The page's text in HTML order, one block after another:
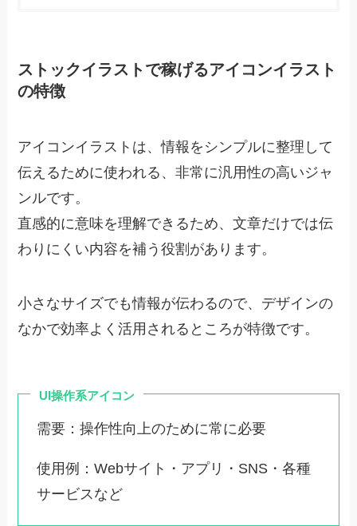
ストックイラストで稼げるアイコンイラスト
の特徴
アイコンイラストは、情報をシンプルに整理して
伝えるために使われる、非常に汎用性の高いジャ
ンルです。
直感的に意味を理解できるため、文章だけでは伝
わりにくい内容を補う役割があります。
小さなサイズでも情報が伝わるので、デザインの
なかで効率よく活用されるところが特徴です。
UI操作系アイコン
需要：操作性向上のために常に必要
使用例：Webサイト・アプリ・SNS・各種
サービスなど